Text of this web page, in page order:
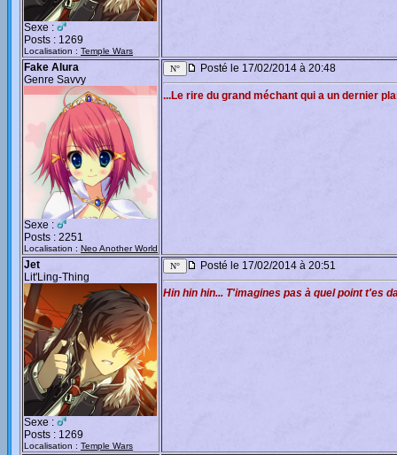
Sexe :
Posts : 1269
Localisation : Temple Wars
Fake Alura
Genre Savvy
Sexe :
Posts : 2251
Localisation : Neo Another World
Posté le 17/02/2014 à 20:48
...Le rire du grand méchant qui a un dernier
Jet
Lit'Ling-Thing
Sexe :
Posts : 1269
Localisation : Temple Wars
Posté le 17/02/2014 à 20:51
Hin hin hin... T'imagines pas à quel point t'es